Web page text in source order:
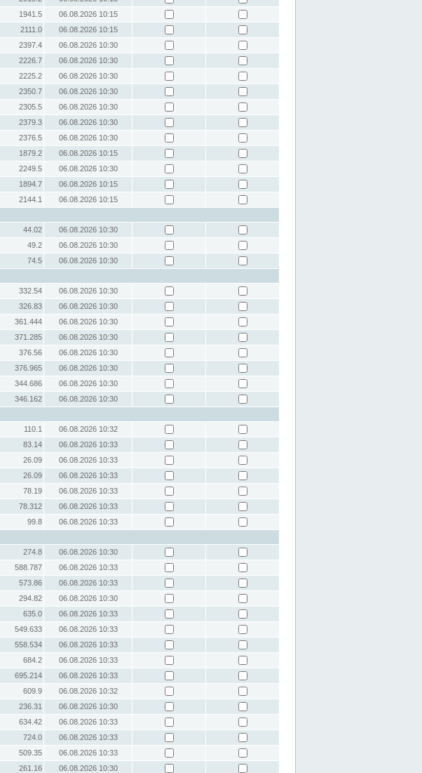
1941.5
06.08.2026 10:15
2111.0
06.08.2026 10:15
2397.4
06.08.2026 10:30
2226.7
06.08.2026 10:30
2225.2
06.08.2026 10:30
2350.7
06.08.2026 10:30
2305.5
06.08.2026 10:30
2379.3
06.08.2026 10:30
2376.5
06.08.2026 10:30
1879.2
06.08.2026 10:15
2249.5
06.08.2026 10:30
1894.7
06.08.2026 10:15
2144.1
06.08.2026 10:15
44.02
06.08.2026 10:30
49.2
06.08.2026 10:30
74.5
06.08.2026 10:30
332.54
06.08.2026 10:30
326.83
06.08.2026 10:30
361.444
06.08.2026 10:30
371.285
06.08.2026 10:30
376.56
06.08.2026 10:30
376.965
06.08.2026 10:30
344.686
06.08.2026 10:30
346.162
06.08.2026 10:30
110.1
06.08.2026 10:32
83.14
06.08.2026 10:33
26.09
06.08.2026 10:33
26.09
06.08.2026 10:33
78.19
06.08.2026 10:33
78.312
06.08.2026 10:33
99.8
06.08.2026 10:33
274.8
06.08.2026 10:30
588.787
06.08.2026 10:33
573.86
06.08.2026 10:33
294.82
06.08.2026 10:30
635.0
06.08.2026 10:33
549.633
06.08.2026 10:33
558.534
06.08.2026 10:33
684.2
06.08.2026 10:33
695.214
06.08.2026 10:33
609.9
06.08.2026 10:32
236.31
06.08.2026 10:30
634.42
06.08.2026 10:33
724.0
06.08.2026 10:33
509.35
06.08.2026 10:33
261.16
06.08.2026 10:30